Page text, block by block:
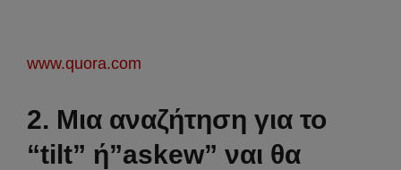
www.quora.com
2. Μια αναζήτηση για το
“tilt” ή”askew” ναι θα